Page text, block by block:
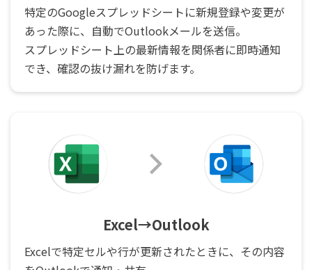
特定のGoogleスプレッドシートに新規登録や変更が
あった際に、自動でOutlookメールを送信。
スプレッドシート上の最新情報を関係者に即時通知
でき、確認の抜け漏れを防げます。
Excel→Outlook
Excelで特定セルや行が更新されたときに、その内容